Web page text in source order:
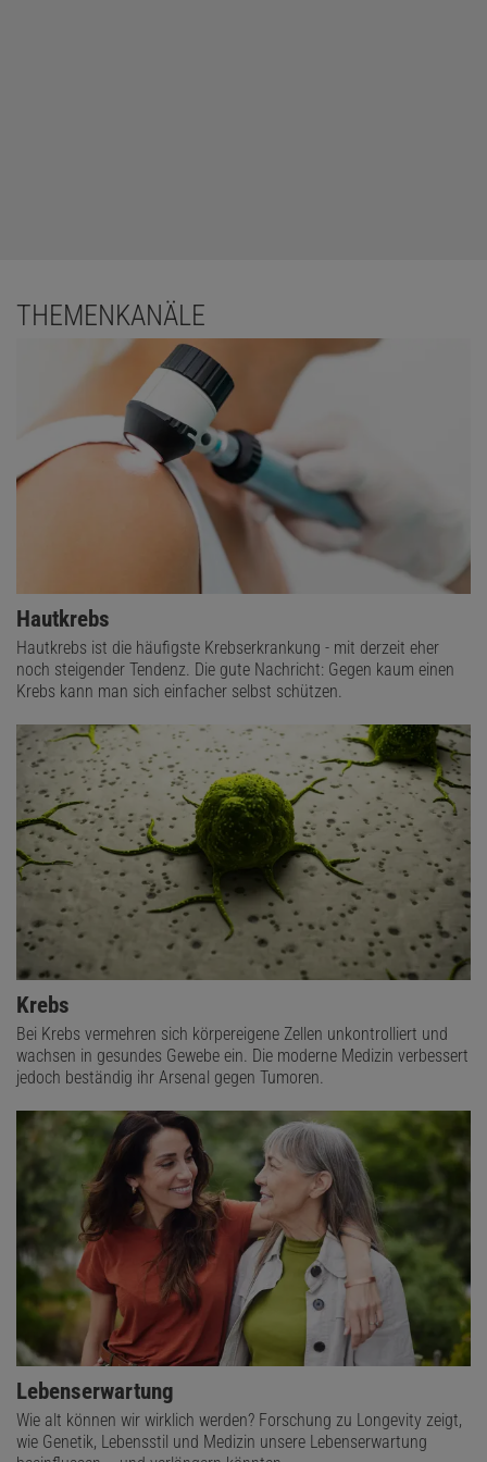
THEMENKANÄLE
Hautkrebs
Hautkrebs ist die häufigste Krebserkrankung - mit derzeit eher
noch steigender Tendenz. Die gute Nachricht: Gegen kaum einen
Krebs kann man sich einfacher selbst schützen.
Krebs
Bei Krebs vermehren sich körpereigene Zellen unkontrolliert und
wachsen in gesundes Gewebe ein. Die moderne Medizin verbessert
jedoch beständig ihr Arsenal gegen Tumoren.
Lebenserwartung
Wie alt können wir wirklich werden? Forschung zu Longevity zeigt,
wie Genetik, Lebensstil und Medizin unsere Lebenserwartung